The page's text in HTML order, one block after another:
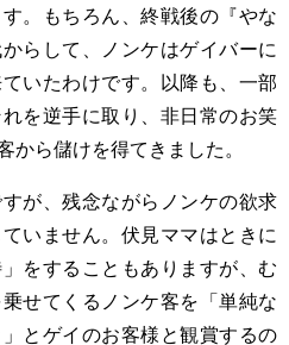
。もちろん、終戦後の『やな
らして、ノンケはゲイバーに
いたわけです。以降も、一部
を逆手に取り、非日常のお笑
から儲けを得てきました。
が、残念ながらノンケの欲求
いません。伏見ママはときに
をすることもありますが、む
せてくるノンケ客を「単純な
とゲイのお客様と観賞するの